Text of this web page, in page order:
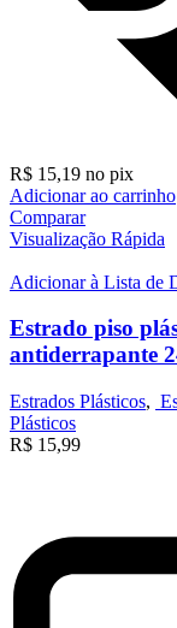
R$ 15,19 no pix
Adicionar ao carrinho
Comparar
Visualização Rápida
Adicionar à Lista de
Estrado piso
antiderrapante
Estrados Plásticos,
Plásticos
R$ 15,99